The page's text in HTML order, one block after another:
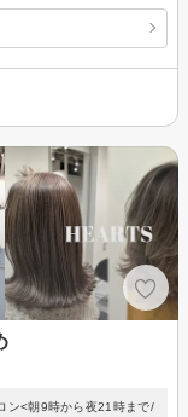
ン<朝9時から夜21時まで/